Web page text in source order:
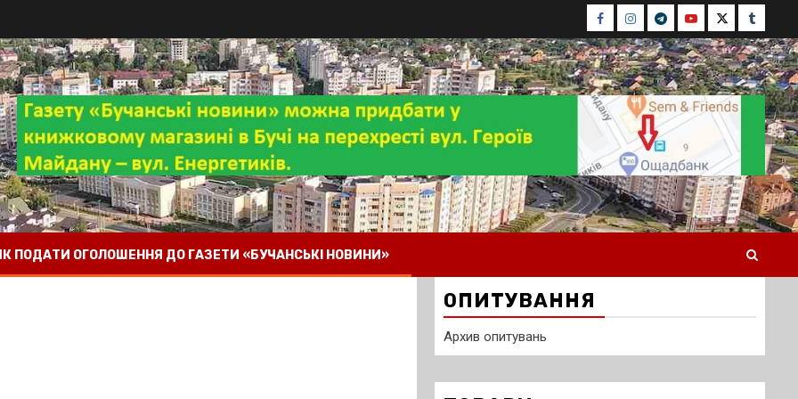
Facebook
Instagram
TelegramYoutubeTwitterTumblr
ПОДАТИ ОГОЛОШЕННЯ ДО ГАЗЕТИ «БУЧАНСЬКІ НОВИНИ»
ОПИТУВАННЯ
Архив опитувань